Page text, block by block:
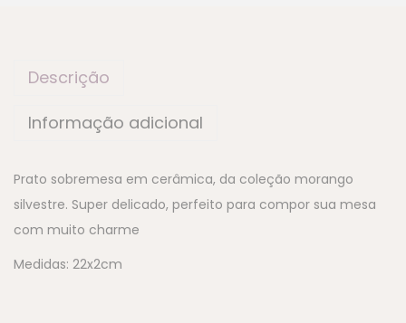
Descrição
Informação adicional
Prato sobremesa em cerâmica, da coleção morango
silvestre. Super delicado, perfeito para compor sua mesa
com muito charme
Medidas: 22x2cm